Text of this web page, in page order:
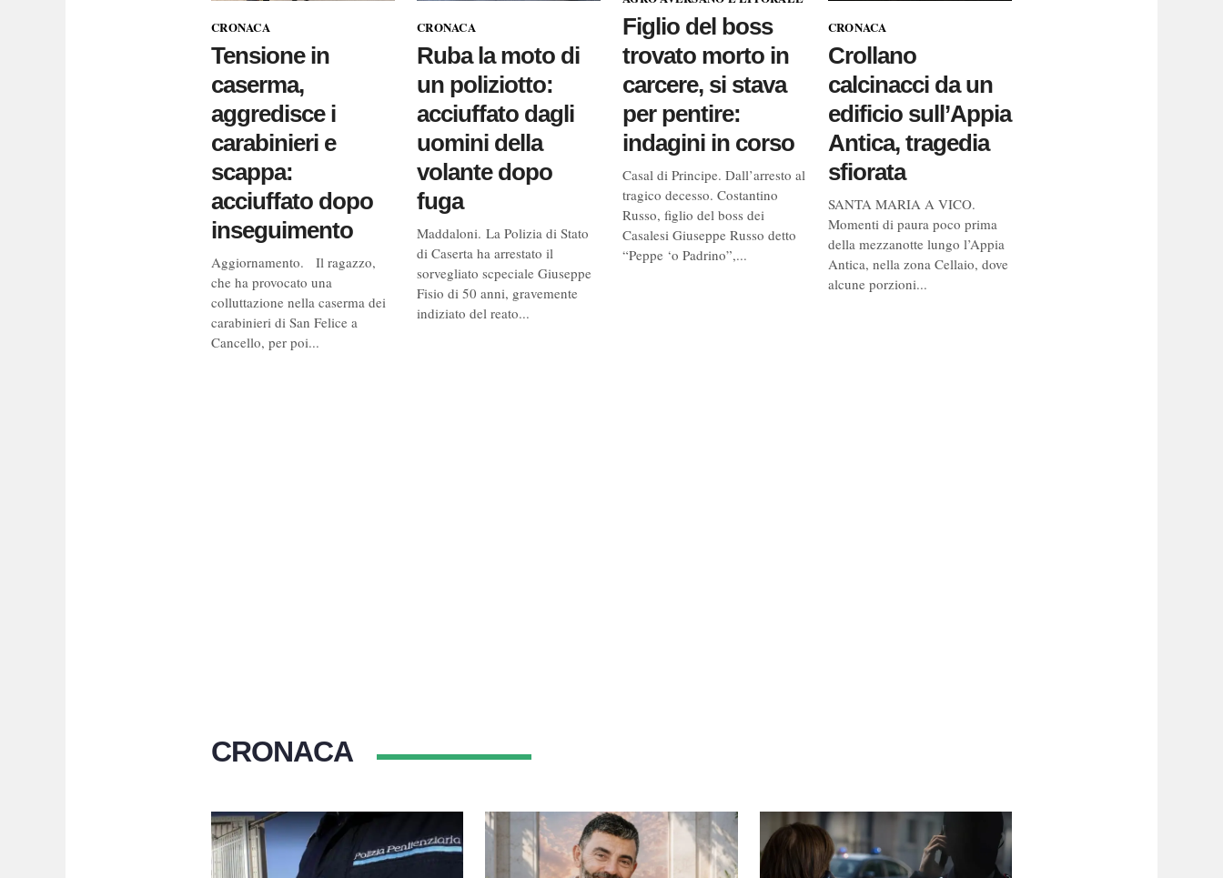
CRONACA
Tensione in
caserma,
aggredisce i
carabinieri e
scappa:
acciuffato dopo
inseguimento
Aggiornamento. Il ragazzo,
che ha provocato una
colluttazione nella caserma dei
carabinieri di San Felice a
Cancello, per poi...
CRONACA
Ruba la moto di
un poliziotto:
acciuffato dagli
uomini della
volante dopo
fuga
Maddaloni. La Polizia di Stato
di Caserta ha arrestato il
sorvegliato scpeciale Giuseppe
Fisio di 50 anni, gravemente
indiziato del reato...
Figlio del boss
trovato morto in
carcere, si stava
per pentire:
indagini in corso
Casal di Principe. Dall’arresto al
tragico decesso. Costantino
Russo, figlio del boss dei
Casalesi Giuseppe Russo detto
“Peppe ‘o Padrino”,...
CRONACA
Crollano
calcinacci da un
edificio sull’Appia
Antica, tragedia
sfiorata
SANTA MARIA A VICO.
Momenti di paura poco prima
della mezzanotte lungo l’Appia
Antica, nella zona Cellaio, dove
alcune porzioni...
CRONACA